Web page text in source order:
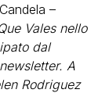
–
Vales nello
dal
A
Rodriguez